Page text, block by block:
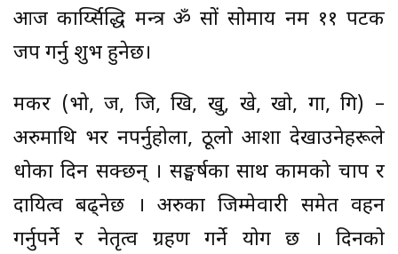
आज कार्य्सिद्धि मन्त्र ॐ सों सोमाय नम ११ पटक
जप गर्नु शुभ हुनेछ।
मकर (भो, ज, जि, खि, खु, खे, खो, गा, गि) –
अरुमाथि भर नपर्नुहोला, ठूलो आशा देखाउनेहरूले
धोका दिन सक्छन् । सङ्घर्षका साथ कामको चाप र
दायित्व बढ्नेछ । अरुका जिम्मेवारी समेत वहन
गर्नुपर्ने र नेतृत्व ग्रहण गर्ने योग छ । दिनको